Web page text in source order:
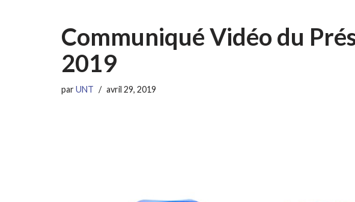
Communiqué Vidéo du
2019
parUNT avril 29, 2019